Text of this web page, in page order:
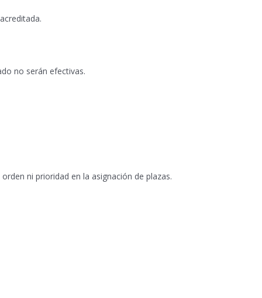
no serán efectivas.
orden ni prioridad en la asignación de plazas.